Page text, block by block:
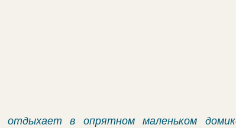
отдыхает в опрятном маленьком